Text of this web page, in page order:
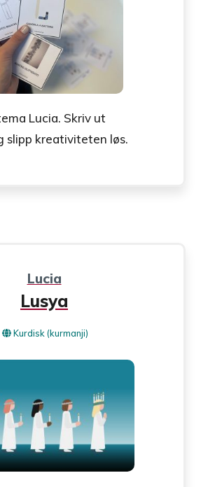
Lucia. Skriv ut
slipp kreativiteten løs.
Lucia
Lusya
Kurdisk (kurmanji)